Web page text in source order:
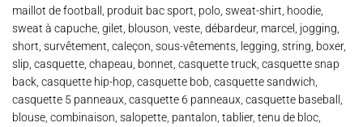
maillot de football, produit bac sport, polo, sweat-shirt, hoodie,
sweat à capuche, gilet, blouson, veste, débardeur, marcel, jogging,
short, survêtement, caleçon, sous-vêtements, legging, string, boxer,
slip, casquette, chapeau, bonnet, casquette truck, casquette snap
back, casquette hip-hop, casquette bob, casquette sandwich,
casquette 5 panneaux, casquette 6 panneaux, casquette baseball,
blouse, combinaison, salopette, pantalon, tablier, tenu de bloc,